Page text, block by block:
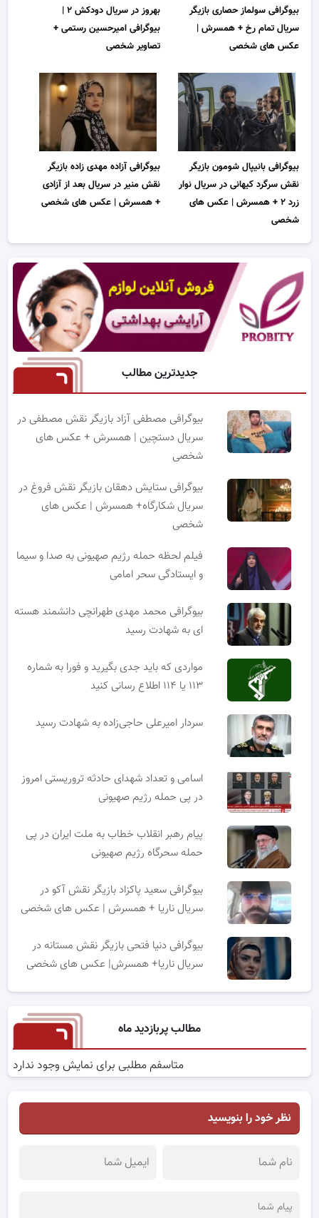
بیوگرافی سولماز حصاری بازیگر
سریال تمام رخ + همسرش |
عکس های شخصی
بهروز در سریال دودکش ۲ |
بیوگرافی امیرحسین رستمی +
تصاویر شخصی
بیوگرافی بانیپال شومون بازیگر
نقش سرگرد کیهانی در سریال نوار
زرد ۲ + همسرش | عکس های
شخصی
بیوگرافی آزاده مهدی زاده بازیگر
نقش منیر در سریال بعد از آزادی
+ همسرش | عکس های شخصی
جدیدترین مطالب
بیوگرافی مصطفی آزاد بازیگر نقش مصطفی در
سریال دستچین | همسرش + عکس های
شخصی
بیوگرافی ستایش دهقان بازیگر نقش فروغ در
سریال شکارگاه+ همسرش | عکس های
شخصی
فیلم لحظه حمله رژیم صهیونی به صدا و سیما
و ایستادگی سحر امامی
بیوگرافی محمد مهدی طهرانچی دانشمند هسته
ای به شهادت رسید
مواردی که باید جدی بگیرید و فورا به شماره
۱۱۳ یا ۱۱۴ اطلاع رسانی کنید
سردار امیرعلی حاجی‌زاده به شهادت رسید
اسامی و تعداد شهدای حادثه تروریستی امروز
در پی حمله رژیم صهیونی
پیام رهبر انقلاب خطاب به ملت ایران در پی
حمله سحرگاه رژیم صهیونی
بیوگرافی سعید پاکزاد بازیگر نقش آکو در
سریال ناریا + همسرش | عکس های شخصی
بیوگرافی دنیا فتحی بازیگر نقش مستانه در
سریال ناریا+ همسرش| عکس های شخصی
مطالب پربازدید ماه
متاسفم مطلبی برای نمایش وجود ندارد
نظر خود را بنویسید